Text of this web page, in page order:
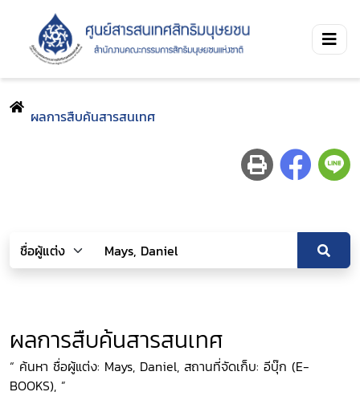
ผลการสืบค้นสารสนเทศ
ผลการสืบค้นสารสนเทศ
“ ค้นหา ชื่อผู้แต่ง: Mays, Daniel, สถานที่จัดเก็บ: อีบุ๊ก (E-
BOOKS), ”